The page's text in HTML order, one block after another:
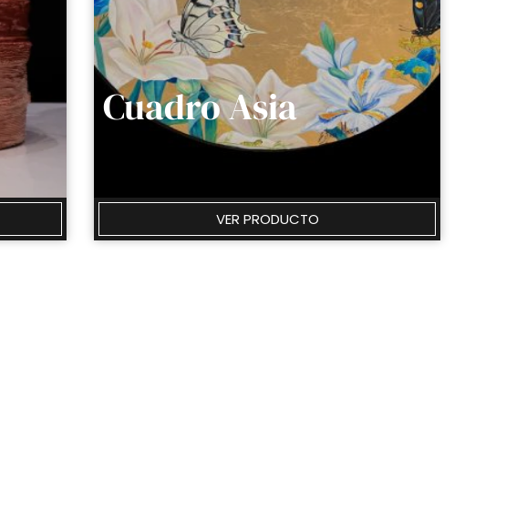
Cuadro Asia
VER PRODUCTO